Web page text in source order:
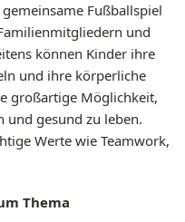
Fußballspiel
und
können Kinder ihre
und ihre körperliche
großartige Möglichkeit,
und gesund zu leben.
Werte wie Teamwork,
Thema